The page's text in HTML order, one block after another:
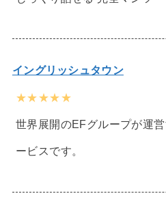
イングリッシュタウン
★★★★★
世界展開のEFグループが運
ービスです。